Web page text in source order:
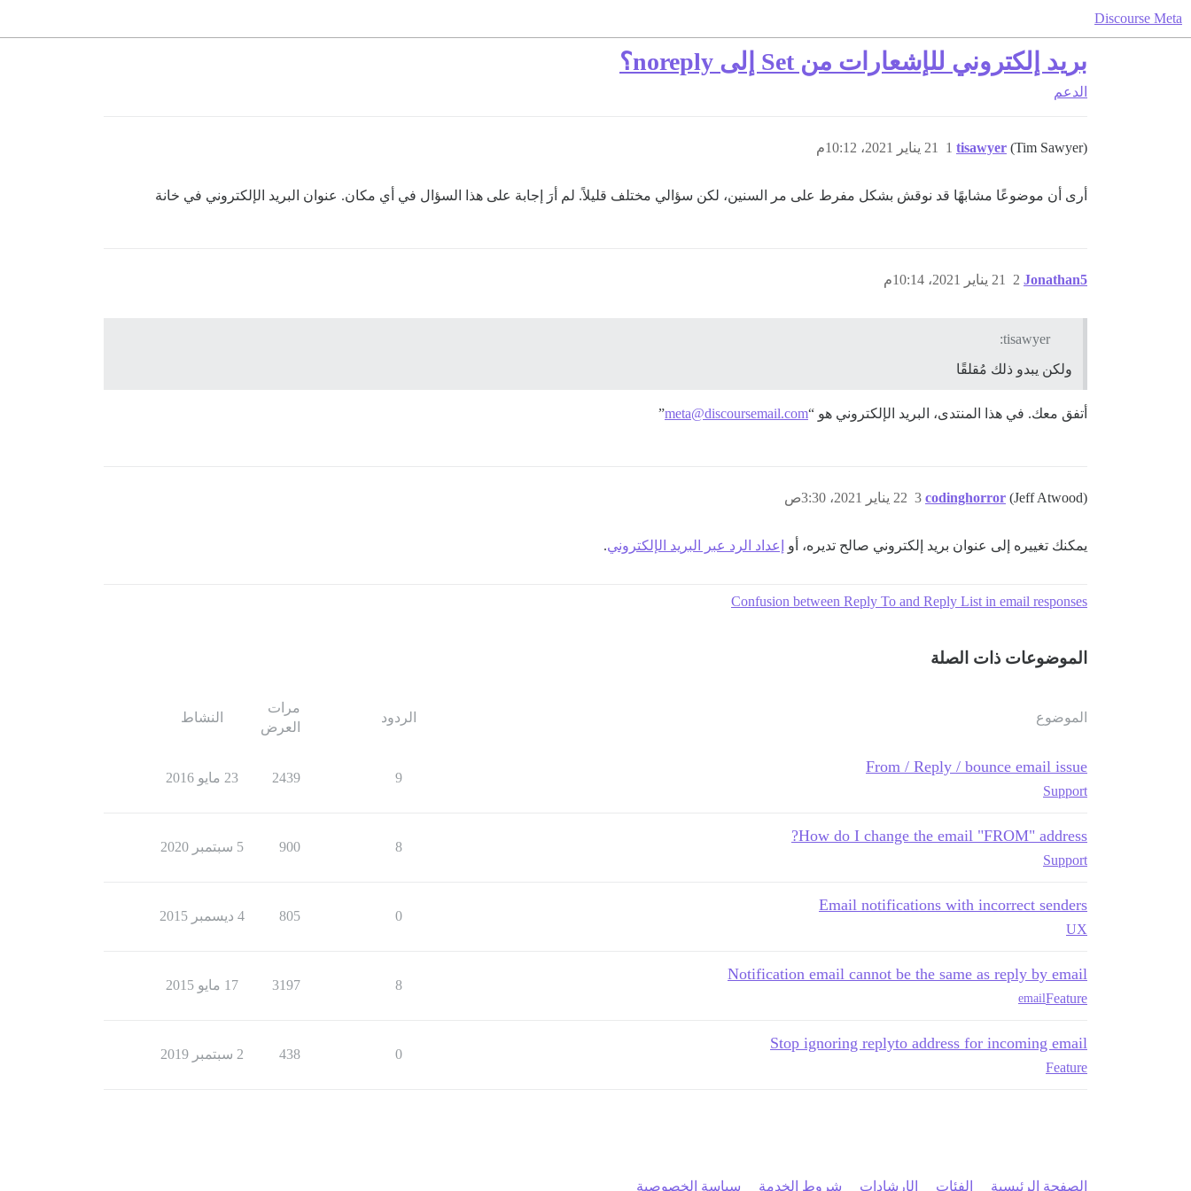
Discourse Meta
بريد إلكتروني للإشعارات من Set إلى noreply؟
الدعم
tisawyer (Tim Sawyer) 21 يناير 2021، 10:12م 1
أرى أن موضوعًا مشابهًا قد نوقش بشكل مفرط على مر السنين، لكن سؤالي مختلف قليلاً. لم أرَ إجابة على هذا السؤال في أي مكان. عنوان البريد الإلكتروني في خانة
Jonathan5 21 يناير 2021، 10:14م 2
tisawyer:
ولكن يبدو ذلك مُقلقًا
أتفق معك. في هذا المنتدى، البريد الإلكتروني هو “meta@discoursemail.com
”
codinghorror (Jeff Atwood) 22 يناير 2021، 3:30ص 3
يمكنك تغييره إلى عنوان بريد إلكتروني صالح تديره، أو إعداد الرد عبر البريد الإلكتروني.
Confusion between Reply To and Reply List in email responses
الموضوعات ذات الصلة
الموضوع الردود
مرات
العرض
النشاط
From / Reply / bounce email issue
Support
9
2439 23 مايو 2016
How do I change the email "FROM" address?
Support
8
900 5 سبتمبر 2020
Email notifications with incorrect senders
UX
0
805 4 ديسمبر 2015
Notification email cannot be the same as reply by email
Feature
email
8
3197 17 مايو 2015
Stop ignoring replyto address for incoming email
Feature
0
438 2 سبتمبر 2019
الصفحة الرئيسية الفئات الإرشادات شروط الخدمة سياسة الخصوصية